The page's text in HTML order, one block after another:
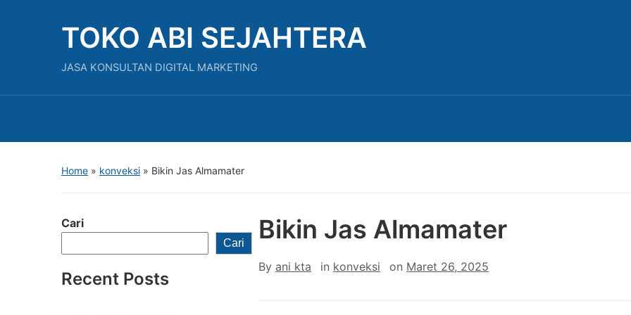
TOKO ABI SEJAHTERA
JASA KONSULTAN DIGITAL MARKETING
Home » konveksi » Bikin Jas Almamater
Cari
Cari
Recent Posts
Bikin Jas Almamater
By ani kta in konveksi on Maret 26, 2025